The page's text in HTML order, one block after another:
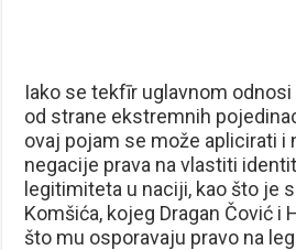
Iako se tekfīr uglavnom
od strane ekstremnih
ovaj pojam se može aplicirati i
negacije prava na vlastiti
legitimiteta u naciji, kao što je
Komšića, kojeg Dragan Čović i
što mu osporavaju pravo na